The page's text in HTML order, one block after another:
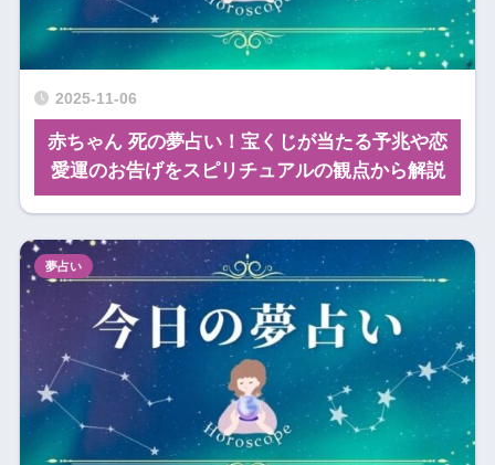
2025-11-06
赤ちゃん 死の夢占い！宝くじが当たる予兆や恋
愛運のお告げをスピリチュアルの観点から解説
夢占い